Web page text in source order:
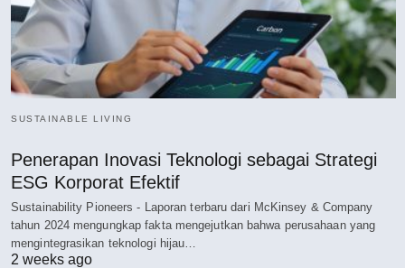
SUSTAINABLE LIVING
Penerapan Inovasi Teknologi sebagai Strategi
ESG Korporat Efektif
Sustainability Pioneers - Laporan terbaru dari McKinsey & Company
tahun 2024 mengungkap fakta mengejutkan bahwa perusahaan yang
mengintegrasikan teknologi hijau…
2 weeks ago